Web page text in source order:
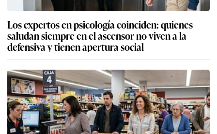
Los expertos en psicología coinciden: quienes
saludan siempre en el ascensor no viven a la
defensiva y tienen apertura social